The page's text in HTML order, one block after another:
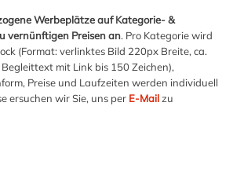
Werbeplätze auf Kategorie- &
vernünftigen Preisen an. Pro Kategorie wird
(Format: verlinktes Bild 220px Breite, ca.
mit Link bis 150 Zeichen),
Preise und Laufzeiten werden individuell
ersuchen wir Sie, uns per E-Mailzu